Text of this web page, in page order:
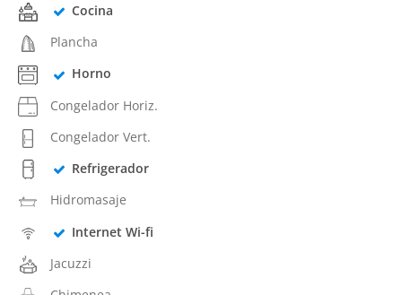
Cocina
Plancha
Horno
Congelador Horiz.
Congelador Vert.
Refrigerador
Hidromasaje
Internet Wi-fi
Jacuzzi